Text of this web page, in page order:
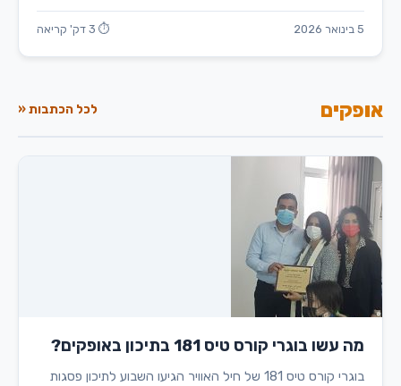
5 בינואר 2026 ⏱ 3 דק' קריאה
אופקים לכל הכתבות «
מה עשו בוגרי קורס טיס 181 בתיכון באופקים?
בוגרי קורס טיס 181 של חיל האוויר הגיעו השבוע לתיכון פסגות